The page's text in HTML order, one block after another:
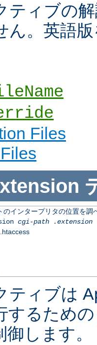
ティブの
ん。英語
Files
のインタープリタの位置を調
cgi-path
.extension
ティブは
するため
御します